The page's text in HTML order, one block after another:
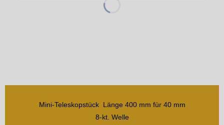
Mini-Teleskopstück Länge 400 mm für 40 mm
8-kt. Welle